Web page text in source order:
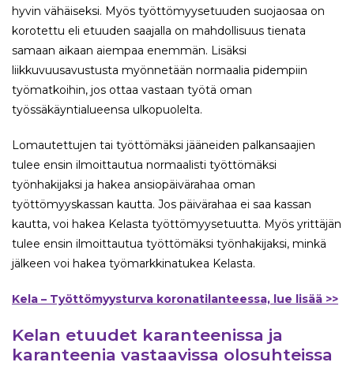
hyvin vähäiseksi. Myös työttömyysetuuden suojaosaa on
korotettu eli etuuden saajalla on mahdollisuus tienata
samaan aikaan aiempaa enemmän. Lisäksi
liikkuvuusavustusta myönnetään normaalia pidempiin
työmatkoihin, jos ottaa vastaan työtä oman
työssäkäyntialueensa ulkopuolelta.
Lomautettujen tai työttömäksi jääneiden palkansaajien
tulee ensin ilmoittautua normaalisti työttömäksi
työnhakijaksi ja hakea ansiopäivärahaa oman
työttömyyskassan kautta. Jos päivärahaa ei saa kassan
kautta, voi hakea Kelasta työttömyysetuutta. Myös yrittäjän
tulee ensin ilmoittautua työttömäksi työnhakijaksi, minkä
jälkeen voi hakea työmarkkinatukea Kelasta.
Kela – Työttömyysturva koronatilanteessa, lue lisää >>
Kelan etuudet karanteenissa ja
karanteenia vastaavissa olosuhteissa